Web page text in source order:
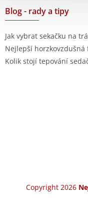
Blog - rady a tipy
Jak vybrat sekačku na
Nejlepší horzkovzdušná
Kolik stojí tepování
Copyright 2026